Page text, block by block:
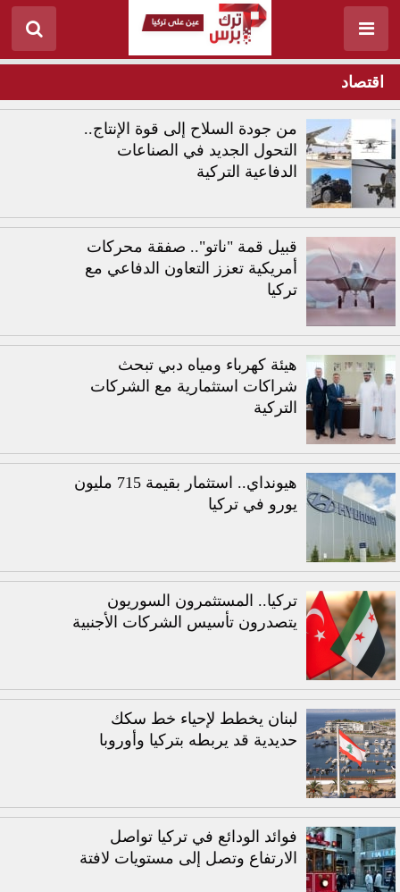
اقتصاد
من جودة السلاح إلى قوة الإنتاج..
التحول الجديد في الصناعات
الدفاعية التركية
قبيل قمة "ناتو".. صفقة محركات
أمريكية تعزز التعاون الدفاعي مع
تركيا
هيئة كهرباء ومياه دبي تبحث
شراكات استثمارية مع الشركات
التركية
هيونداي.. استثمار بقيمة 715 مليون
يورو في تركيا
تركيا.. المستثمرون السوريون
يتصدرون تأسيس الشركات الأجنبية
لبنان يخطط لإحياء خط سكك
حديدية قد يربطه بتركيا وأوروبا
فوائد الودائع في تركيا تواصل
الارتفاع وتصل إلى مستويات لافتة